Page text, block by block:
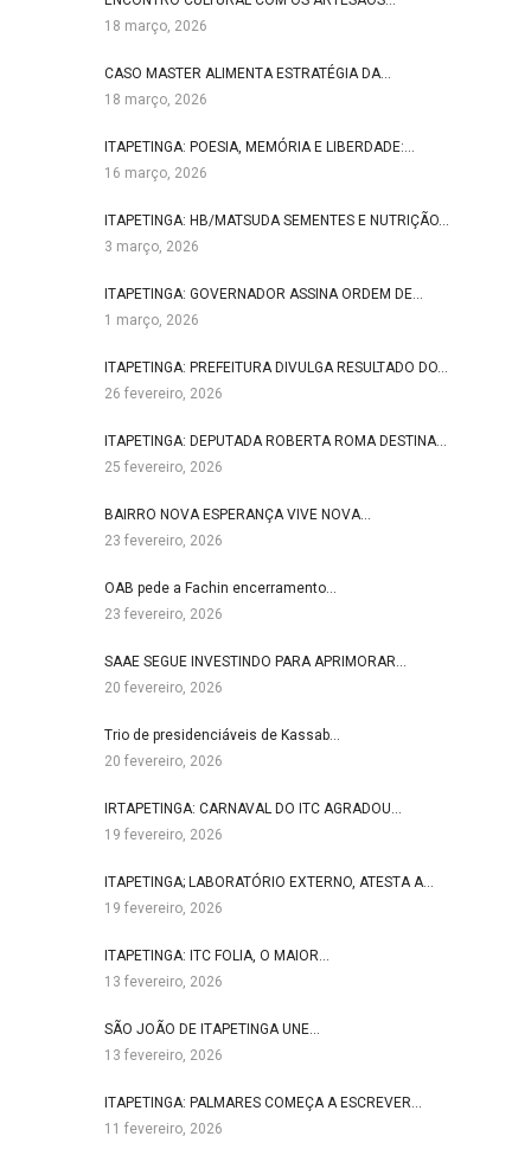
18 março, 2026
CASO MASTER ALIMENTA ESTRATÉGIA DA…
18 março, 2026
ITAPETINGA: POESIA, MEMÓRIA E LIBERDADE:…
16 março, 2026
ITAPETINGA: HB/MATSUDA SEMENTES E NUTRIÇÃO…
3 março, 2026
ITAPETINGA: GOVERNADOR ASSINA ORDEM DE…
1 março, 2026
ITAPETINGA: PREFEITURA DIVULGA RESULTADO DO…
26 fevereiro, 2026
ITAPETINGA: DEPUTADA ROBERTA ROMA DESTINA…
25 fevereiro, 2026
BAIRRO NOVA ESPERANÇA VIVE NOVA…
23 fevereiro, 2026
OAB pede a Fachin encerramento…
23 fevereiro, 2026
SAAE SEGUE INVESTINDO PARA APRIMORAR…
20 fevereiro, 2026
Trio de presidenciáveis de Kassab…
20 fevereiro, 2026
IRTAPETINGA: CARNAVAL DO ITC AGRADOU…
19 fevereiro, 2026
ITAPETINGA; LABORATÓRIO EXTERNO, ATESTA A…
19 fevereiro, 2026
ITAPETINGA: ITC FOLIA, O MAIOR…
13 fevereiro, 2026
SÃO JOÃO DE ITAPETINGA UNE…
13 fevereiro, 2026
ITAPETINGA: PALMARES COMEÇA A ESCREVER…
11 fevereiro, 2026